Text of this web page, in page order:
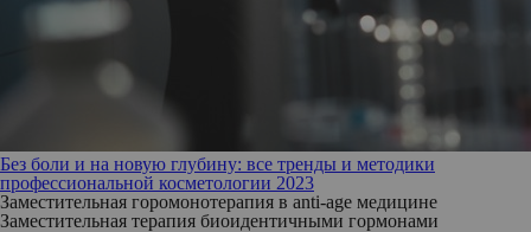
Без боли и на новую глубину: все тренды и методики
профессиональной косметологии 2023
Заместительная горомонотерапия в anti-age медицине
Заместительная терапия биоидентичными гормонами